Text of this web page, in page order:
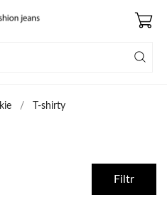
T-shirty
Filtr